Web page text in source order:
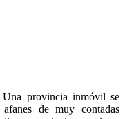
provincia inmóvil se
de muy contadas